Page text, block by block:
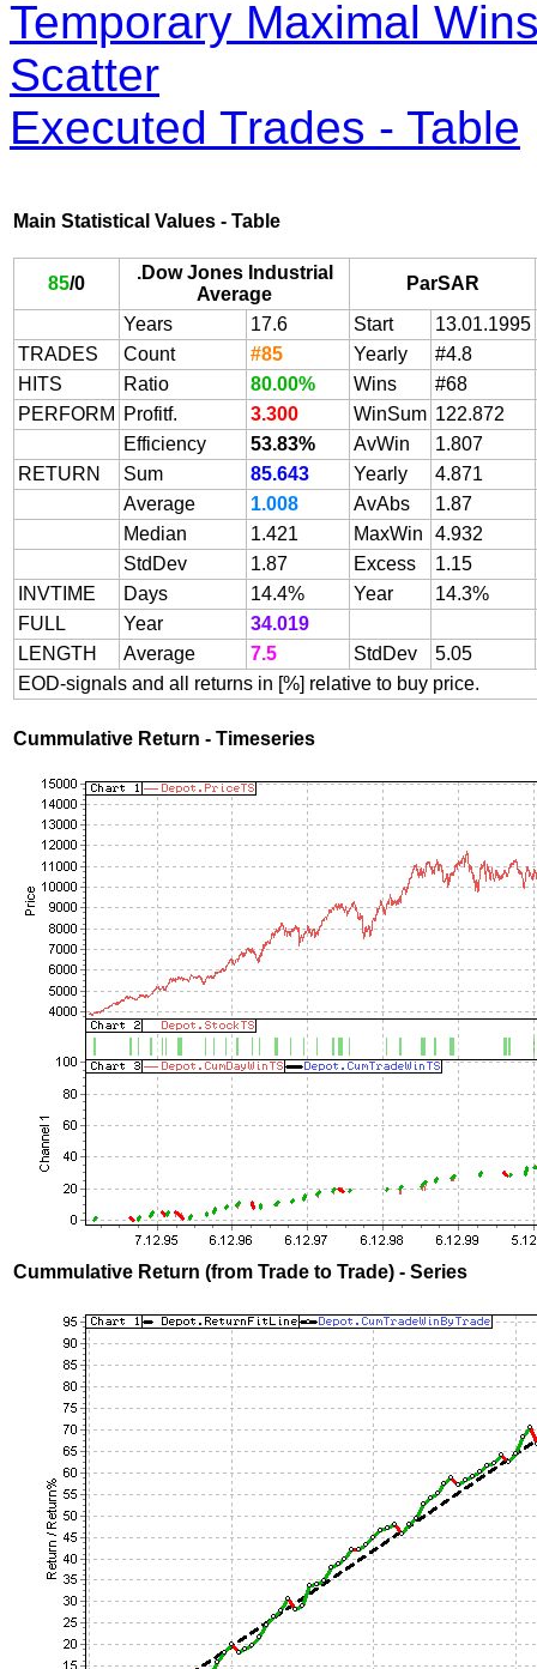
Temporary Maximal
Scatter
Executed Trades - Table
Main Statistical Values - Table
85/0
.Dow Jones Industrial
Average
ParSAR
Years
17.6 Start
13.01.1995
TRADES
Count #85 Yearly
#4.8
HITS
Ratio 80.00% Wins
#68
PERFORM
Profitf. 3.300 WinSum 122.872
Efficiency
53.83% AvWin
1.807
RETURN
Sum 85.643 Yearly
4.871
Average
1.008 AvAbs
1.87
Median
1.421 MaxWin
4.932
StdDev
1.87 Excess
1.15
INVTIME
Days 14.4% Year
14.3%
FULL
Year
34.019
LENGTH
Average 7.5 StdDev
5.05
EOD-signals and all returns in [%] relative to buy price.
Cummulative Return - Timeseries
Cummulative Return (from Trade to Trade) - Series